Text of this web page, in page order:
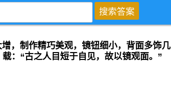
，制作精巧美观，镜钮细小，背面多饰几
：“古之人目短于自见，故以镜观面。”